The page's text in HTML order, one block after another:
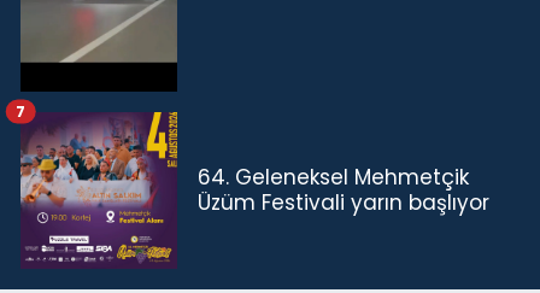
64. Geleneksel Mehmetçik
Üzüm Festivali yarın başlıyor
7